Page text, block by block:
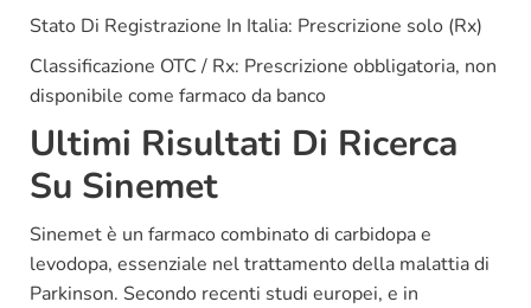
Stato Di Registrazione In Italia: Prescrizione solo (Rx)
Classificazione OTC / Rx: Prescrizione obbligatoria, non
disponibile come farmaco da banco
Ultimi Risultati Di Ricerca
Su Sinemet
Sinemet è un farmaco combinato di carbidopa e
levodopa, essenziale nel trattamento della malattia di
Parkinson. Secondo recenti studi europei, e in